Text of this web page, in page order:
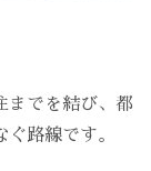
までを結び、都
路線です。